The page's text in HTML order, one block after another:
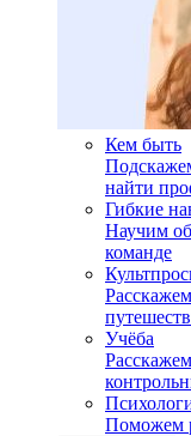
Кем быть
найти
Гибкие
Научим
команде
Учёба
Поможем